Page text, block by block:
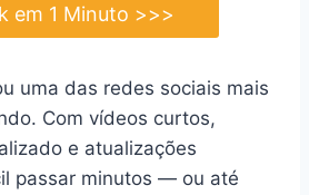
em 1 Minuto >>>
uma das redes sociais mais
Com vídeos curtos,
e atualizações
passar minutos — ou até